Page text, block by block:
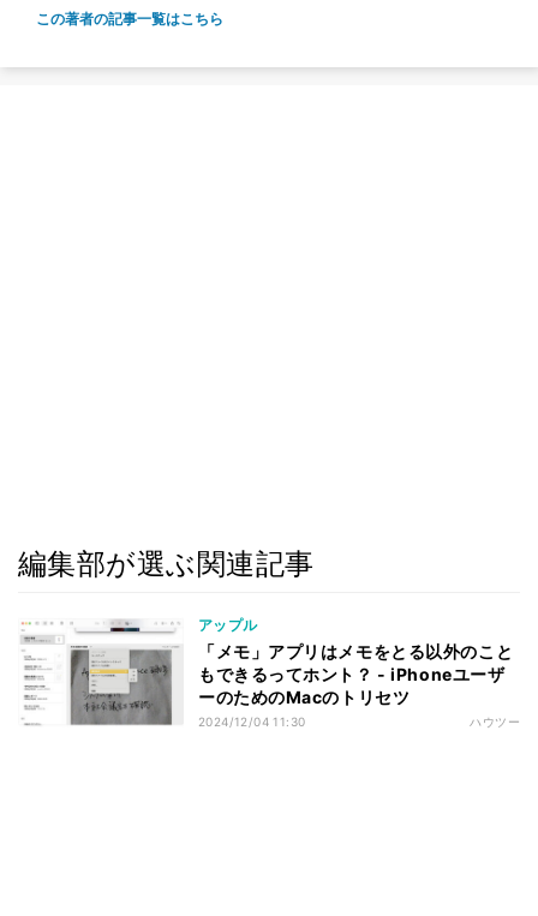
この著者の記事一覧はこちら
編集部が選ぶ関連記事
アップル
「メモ」アプリはメモをとる以外のこと
もできるってホント？ - iPhoneユーザ
ーのためのMacのトリセツ
2024/12/04 11:30 ハウツー